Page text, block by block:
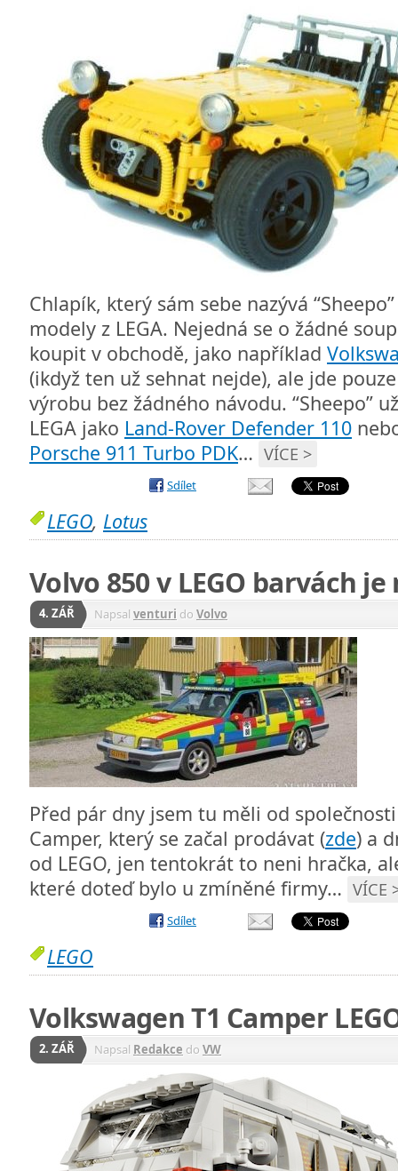
Chlapík, který sám sebe nazývá
modely z LEGA. Nejedná se o žádné
koupit v obchodě, jako například
(ikdyž ten už sehnat nejde), ale jde
výrobu bez žádného návodu. “Sheepo”
LEGA jako Land-Rover Defender 110
Porsche 911 Turbo PDK… VÍCE >
Sdílet
LEGO, Lotus
Volvo 850 v LEGO barvách
4. ZÁŘ Napsal venturi do Volvo
Před pár dny jsem tu měli od společnosti
Camper, který se začal prodávat (zde) a
od LEGO, jen tentokrát to neni hračka,
které doteď bylo u zmíněné firmy… VÍCE
Sdílet
LEGO
Volkswagen T1 Camper
2. ZÁŘ Napsal Redakce do VW